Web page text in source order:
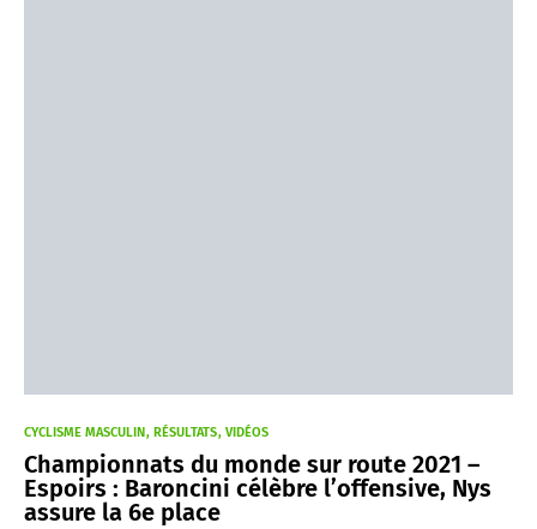
CYCLISME MASCULIN RÉSULTATS VIDÉOS
Championnats du monde sur route 2021 –
Espoirs : Baroncini célèbre l’offensive, Nys
assure la 6e place